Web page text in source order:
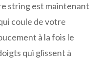
string est maintenant
coule de votre
à la fois le
qui glissent à